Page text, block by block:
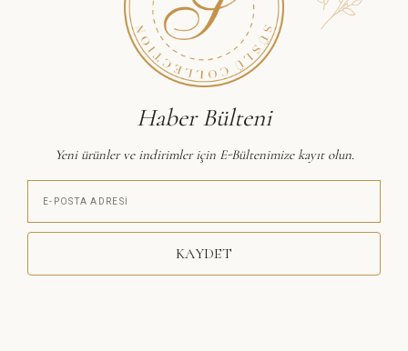
Haber Bülteni
Yeni ürünler ve indirimler için E-Bültenimize kayıt olun.
KAYDET